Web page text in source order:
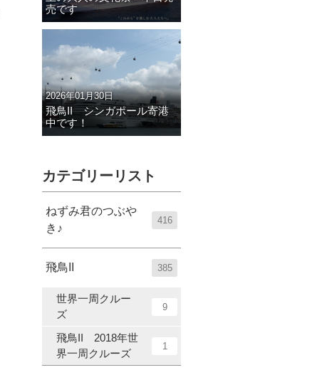
売です
2026年01月30日
飛鳥II シンガポール寄港
中です！
カテゴリーリスト
ねずみ君のつぶや
き♪
416
飛鳥II 385
世界一周クルー
ズ
9
飛鳥II 2018年世
界一周クルーズ
1